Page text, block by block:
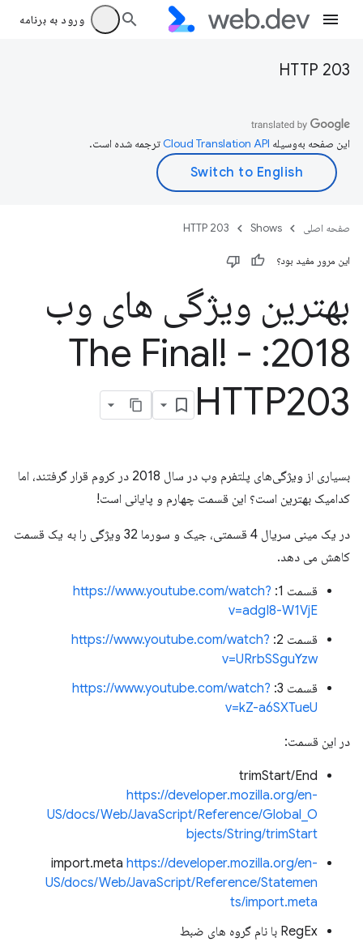
ورود به برنامه
HTTP 203
این صفحه به‌وسیله ترجمه شده است.
صفحه اصلی Shows
HTTP 203
این مرور مفید بود؟
بهترین ویژگی های وب
2018: The Final! -
HTTP203
بسیاری از ویژگی‌های پلتفرم وب در سال 2018 در کروم قرار گرفتند، اما
کدامیک بهترین است؟ این قسمت چهارم و پایانی است!
در یک مینی سریال 4 قسمتی، جیک و سورما 32 ویژگی را به یک قسمت
کاهش می دهد.
قسمت 1:
https://www.youtube.com/watch?
v=adgI8-W1VjE
قسمت 2:
https://www.youtube.com/watch?
v=URrbSSguYzw
قسمت 3:
https://www.youtube.com/watch?
v=kZ-a6SXTueU
در این قسمت:
trimStart/End
https://developer.mozilla.org/en-
US/docs/Web/JavaScript/Reference/Global_O
bjects/String/trimStart
import.meta https://developer.mozilla.org/en-
US/docs/Web/JavaScript/Reference/Statemen
ts/import.meta
RegEx با نام گروه های ضبط